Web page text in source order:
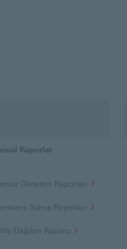
Raporlar
Denetim Raporları
Sunuş Raporları
Dağılım Raporu